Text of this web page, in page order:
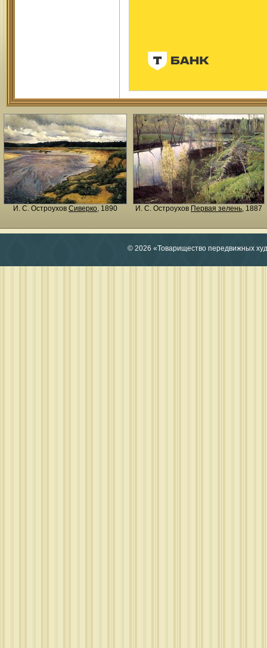
И. С. Остроухов Сиверко, 1890 И. С. Остроухов Первая зелень, 1887
© 2026 «Товарищество передвижных